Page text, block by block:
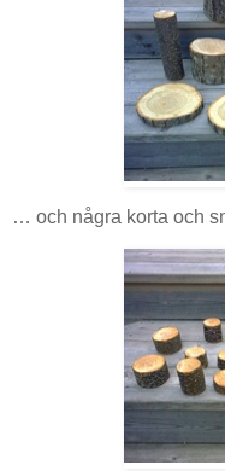
… och några korta och